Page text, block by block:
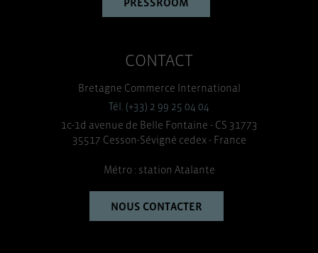
CONTACT
Bretagne Commerce International
Tél. (+33) 2 99 25 04 04
1c-1d avenue de Belle Fontaine - CS 31773
35517 Cesson-Sévigné cedex - France
Métro : station Atalante
NOUS CONTACTER